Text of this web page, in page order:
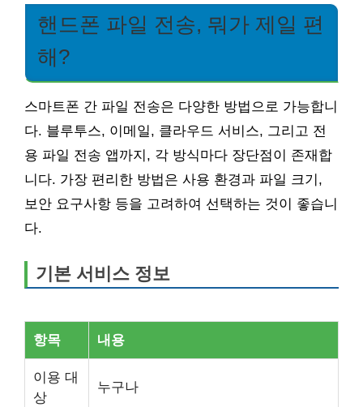
핸드폰 파일 전송, 뭐가 제일 편
해?
스마트폰 간 파일 전송은 다양한 방법으로 가능합니
다. 블루투스, 이메일, 클라우드 서비스, 그리고 전
용 파일 전송 앱까지, 각 방식마다 장단점이 존재합
니다. 가장 편리한 방법은 사용 환경과 파일 크기,
보안 요구사항 등을 고려하여 선택하는 것이 좋습니
다.
기본 서비스 정보
항목 내용
이용 대
상
누구나